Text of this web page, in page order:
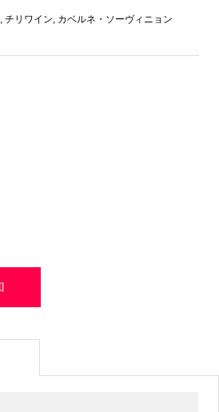
チリワイン カベルネ・ソーヴィニョン